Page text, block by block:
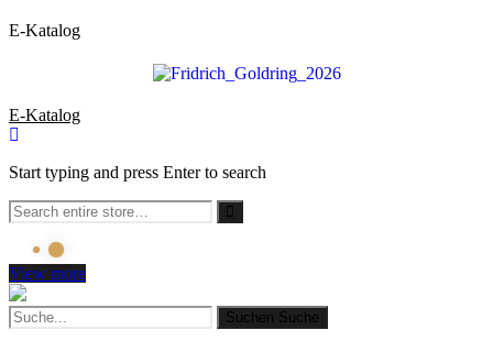
E-Katalog
E-Katalog
Start typing and press Enter to search
View more
Suchen Suche